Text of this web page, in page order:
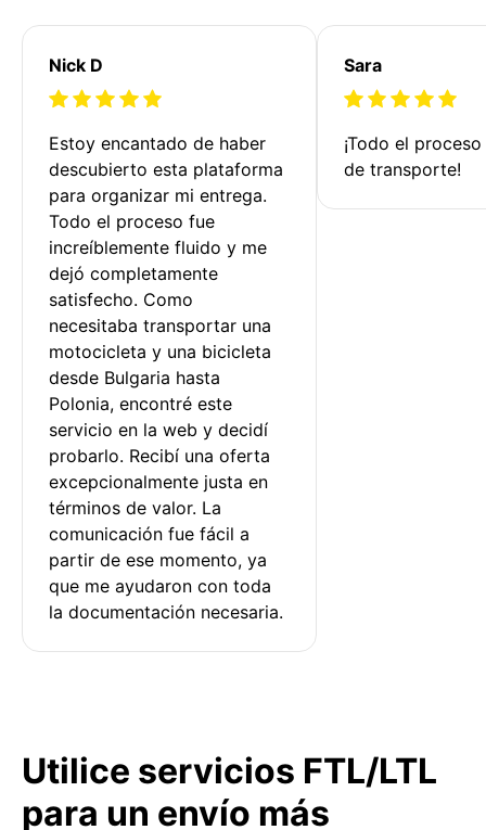
Nick D
Estoy encantado de haber
descubierto esta plataforma
para organizar mi entrega.
Todo el proceso fue
increíblemente fluido y me
dejó completamente
satisfecho. Como
necesitaba transportar una
motocicleta y una bicicleta
desde Bulgaria hasta
Polonia, encontré este
servicio en la web y decidí
probarlo. Recibí una oferta
excepcionalmente justa en
términos de valor. La
comunicación fue fácil a
partir de ese momento, ya
que me ayudaron con toda
la documentación necesaria.
Sara
¡Todo el
de transporte!
Utilice servicios FTL/LTL
para un envío más